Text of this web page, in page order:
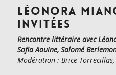
LÉONORA
INVITÉES
Rencontre littéraire avec
Sofia Aouine, Salomé
Modération : Brice